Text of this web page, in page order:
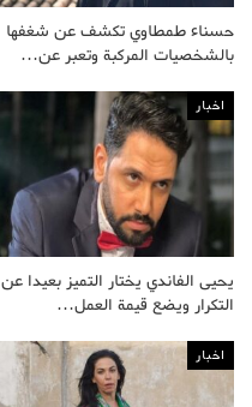
حسناء طمطاوي تكشف عن شغفها
بالشخصيات المركبة وتعبر عن…
اخبار
يحيى الفاندي يختار التميز بعيدا عن
التكرار ويضع قيمة العمل…
اخبار